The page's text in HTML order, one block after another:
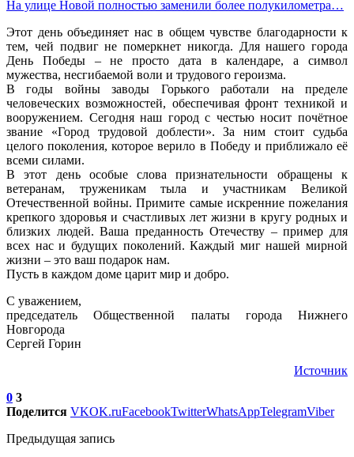
На улице Новой полностью заменили более полукилометра…
Этот день объединяет нас в общем чувстве благодарности к
тем, чей подвиг не померкнет никогда. Для нашего города
День Победы – не просто дата в календаре, а символ
мужества, несгибаемой воли и трудового героизма.
В годы войны заводы Горького работали на пределе
человеческих возможностей, обеспечивая фронт техникой и
вооружением. Сегодня наш город с честью носит почётное
звание «Город трудовой доблести». За ним стоит судьба
целого поколения, которое верило в Победу и приближало её
всеми силами.
В этот день особые слова признательности обращены к
ветеранам, труженикам тыла и участникам Великой
Отечественной войны. Примите самые искренние пожелания
крепкого здоровья и счастливых лет жизни в кругу родных и
близких людей. Ваша преданность Отечеству – пример для
всех нас и будущих поколений. Каждый миг нашей мирной
жизни – это ваш подарок нам.
Пусть в каждом доме царит мир и добро.
С уважением,
председатель Общественной палаты города Нижнего
Новгорода
Сергей Горин
Источник
0 3
Поделится VKOK.ruFacebookTwitterWhatsAppTelegramViber
Предыдущая запись